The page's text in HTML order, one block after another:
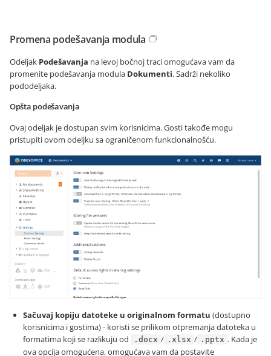
Promena podešavanja modula
Odeljak Podešavanja na levoj bočnoj traci omogućava vam da
promenite podešavanja modula Dokumenti. Sadrži nekoliko
pododeljaka.
Opšta podešavanja
Ovaj odeljak je dostupan svim korisnicima. Gosti takođe mogu
pristupiti ovom odeljku sa ograničenom funkcionalnošću.
Sačuvaj kopiju datoteke u originalnom formatu (dostupno
korisnicima i gostima) - koristi se prilikom otpremanja datoteka u
formatima koji se razlikuju od
.docx / .xlsx / .pptx . Kada je
ova opcija omogućena, omogućava vam da postavite